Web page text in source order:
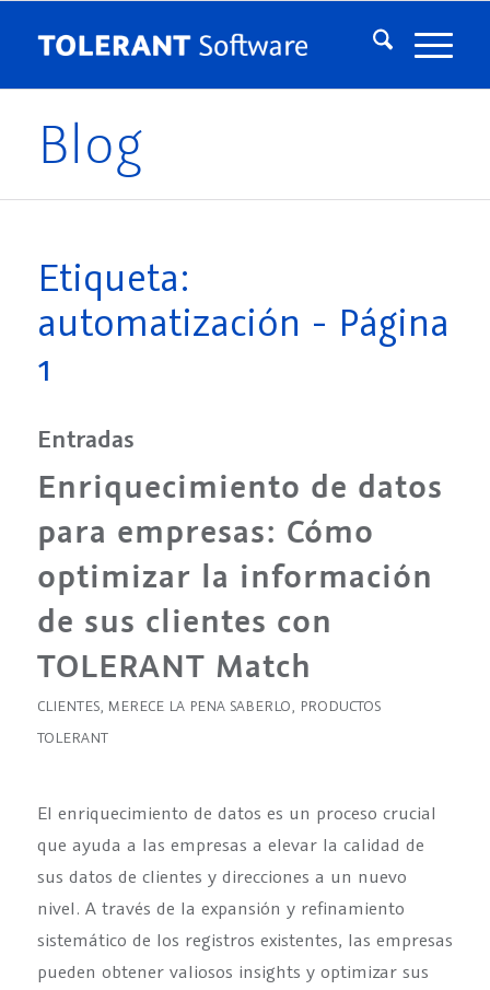
Blog
Etiqueta:
automatización - Página
1
Entradas
Enriquecimiento de datos
para empresas: Cómo
optimizar la información
de sus clientes con
TOLERANT Match
CLIENTES, MERECE LA PENA SABERLO, PRODUCTOS
TOLERANT
El enriquecimiento de datos es un proceso crucial
que ayuda a las empresas a elevar la calidad de
sus datos de clientes y direcciones a un nuevo
nivel. A través de la expansión y refinamiento
sistemático de los registros existentes, las empresas
pueden obtener valiosos insights y optimizar sus